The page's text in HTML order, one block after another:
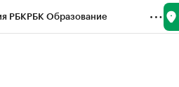
РБКРБК Образование